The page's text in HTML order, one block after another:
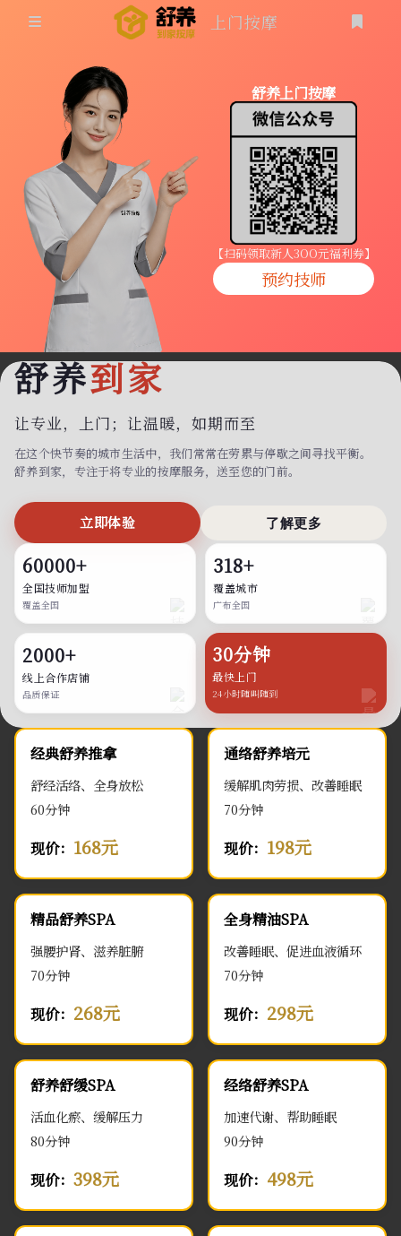
同城按摩
上门按摩
养生按摩
技师入驻
商家入驻
代理入驻
预约技师
上门按摩
登录
舒养上门按摩
【扫码领取新人3OO元福利券】
预约技师
舒养到家
让专业，上门； 让温暖，如期而至
在这个快节奏的城市生活中，我们常常在劳累与停歇之间寻找平衡。
舒养到家，专注于将专业的按摩服务，送至您的门前。
立即体验 了解更多
60000+
全国技师加盟
覆盖全国
318+
覆盖城市
广布全国
2000+
线上合作店铺
品质保证
30分钟
最快上门
24小时随叫随到
经典舒养推拿
舒经活络、全身放松
60分钟
现价： 168元
通络舒养培元
缓解肌肉劳损、改善睡眠
70分钟
现价： 198元
精品舒养SPA
强腰护肾、滋养脏腑
70分钟
现价： 268元
全身精油SPA
改善睡眠、促进血液循环
70分钟
现价： 298元
舒养舒缓SPA
活血化瘀、缓解压力
80分钟
现价： 398元
经络舒养SPA
加速代谢、帮助睡眠
90分钟
现价： 498元